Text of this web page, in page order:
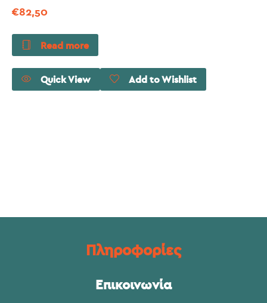
€82,50
Read more
Quick View Add to Wishlist
Πληροφορίες
Επικοινωνία